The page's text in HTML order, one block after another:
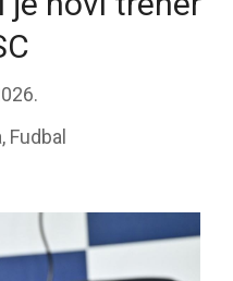
, Fudbal